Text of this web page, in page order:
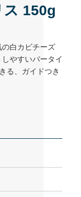
ス 150g
白カビチーズ
しやすいバータイ
る、ガイドつき